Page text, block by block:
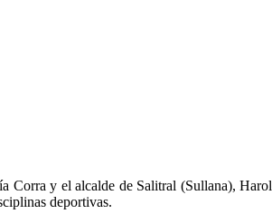
Corra y el alcalde de Salitral (Sullana),
deportivas.